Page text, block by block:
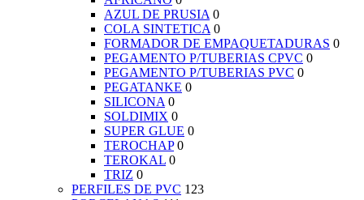
AZUL DE PRUSIA 0
COLA SINTETICA 0
FORMADOR DE EMPAQUETADURAS 0
PEGAMENTO P/TUBERIAS CPVC 0
PEGAMENTO P/TUBERIAS PVC 0
PEGATANKE 0
SILICONA 0
SOLDIMIX 0
SUPER GLUE 0
TEROCHAP 0
TEROKAL 0
TRIZ 0
PERFILES DE PVC 123